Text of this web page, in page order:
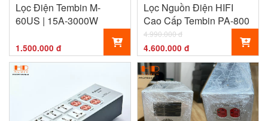
Lọc Điện Tembin M-
60US | 15A-3000W
1.500.000 đ
Lọc Nguồn Điện HIFI
Cao Cấp Tembin PA-800
4.990.000 đ
4.600.000 đ